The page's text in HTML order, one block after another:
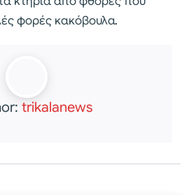
φορές κακόβουλα.
trikalanews